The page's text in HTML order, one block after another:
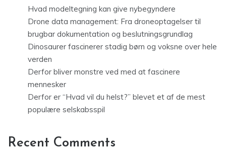
Hvad modeltegning kan give nybegyndere
Drone data management: Fra droneoptagelser til
brugbar dokumentation og beslutningsgrundlag
Dinosaurer fascinerer stadig børn og voksne over hele
verden
Derfor bliver monstre ved med at fascinere
mennesker
Derfor er “Hvad vil du helst?” blevet et af de mest
populære selskabsspil
Recent Comments